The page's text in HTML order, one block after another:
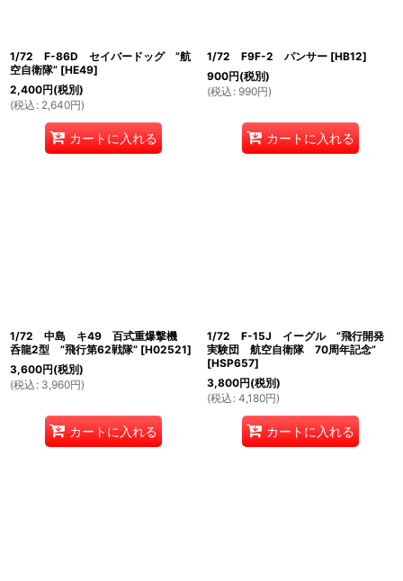
1/72 F-86D セイバードッグ ”航
空自衛隊” [HE49]
2,400円(税別)
(税込 : 2,640円)
カートに入れる
1/72 F9F-2 パンサー [HB12]
900円(税別)
(税込 : 990円)
カートに入れる
1/72 中島 キ49 百式重爆撃機
呑龍2型 ”飛行第62戦隊” [H02521]
3,600円(税別)
(税込 : 3,960円)
カートに入れる
1/72 F-15J イーグル ”飛行開発
実験団 航空自衛隊 70周年記念”
[HSP657]
3,800円(税別)
(税込 : 4,180円)
カートに入れる